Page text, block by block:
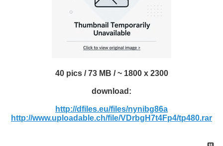
40 pics / 73 MB / ~ 1800 x 2300
download:
http://dfiles.eu/files/nynibg86a
http://www.uploadable.ch/file/VDrbgH7t4Fp4/tp480.rar